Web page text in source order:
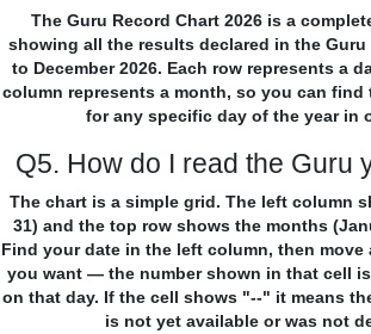
The Guru Record Chart 2026 is a
showing all the results declared in the Guru
to December 2026. Each row represents a
column represents a month, so you can find
for any specific day of the year in
Q5. How do I read the Guru
The chart is a simple grid. The left column
31) and the top row shows the months
Find your date in the left column, then move
you want — the number shown in that cell
on that day. If the cell shows "--" it means
is not yet available or was not